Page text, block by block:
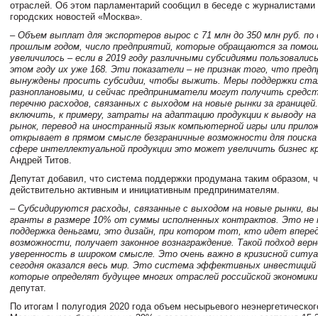
отраслей. Об этом парламентарий сообщил в беседе с журналистами
городских новостей «Москва».
– Объем выплат для экспортеров вырос с 71 млн до 350 млн руб. по
прошлым годом, число предприятий, которые обращаются за
увеличилось – если в 2019 году различными субсидиями
этом году их уже 168. Эти показатели – не признак того, что
вынуждены просить субсидии, чтобы выжить. Меры поддержки
разноплановыми, и сейчас предприниматели могут получить
перечню расходов, связанных с выходом на новые рынки за
включить, к примеру, затраты на адаптацию продукции к выводу
рынок, перевод на иностранный язык компьютерной игры или
открывает в прямом смысле безграничные возможности для
сфере интеллектуальной продукции это может увеличить бизнес
Андрей Титов.
Депутат добавил, что система поддержки продумана таким образом,
действительно активным и инициативным предпринимателям.
– Субсидируются расходы, связанные с выходом на новые рынки,
гранты в размере 10% от суммы исполненных контрактов. Это не
поддержка деньгами, это дизайн, при котором тот, кто идет
возможности, получает законное вознаграждение. Такой подход
уверенность в широком смысле. Это очень важно в кризисной
сегодня оказался весь мир. Это система эффективных инвестиций
которые определят будущее многих отраслей российской экономики
депутат.
По итогам I полугодия 2020 года объем несырьевого